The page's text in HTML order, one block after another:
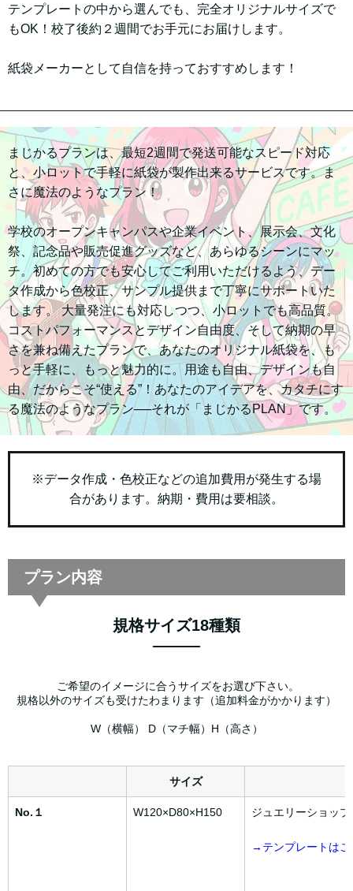
テンプレートの中から選んでも、完全オリジナルサイズで
もOK！校了後約２週間でお手元にお届けします。
紙袋メーカーとして自信を持っておすすめします！
まじかるプランは、最短2週間で発送可能なスピード対応
と、小ロットで手軽に紙袋が製作出来るサービスです。ま
さに魔法のようなプラン！
学校のオープンキャンパスや企業イベント、展示会、文化
祭、記念品や販売促進グッズなど、あらゆるシーンにマッ
チ。初めての方でも安心してご利用いただけるよう、デー
タ作成から色校正、サンプル提供まで丁寧にサポートいた
します。 大量発注にも対応しつつ、小ロットでも高品質。
コストパフォーマンスとデザイン自由度、そして納期の早
さを兼ね備えたプランで、あなたのオリジナル紙袋を、も
っと手軽に、もっと魅力的に。用途も自由、デザインも自
由、だからこそ“使える”！あなたのアイデアを、カタチにす
る魔法のようなプラン──それが「まじかるPLAN」です。
※データ作成・色校正などの追加費用が発生する場
合があります。納期・費用は要相談。
プラン内容
規格サイズ18種類
ご希望のイメージに合うサイズをお選び下さい。
規格以外のサイズも受けたわまります（追加料金がかかります）
W（横幅） D（マチ幅）H（高さ）
サイズ
No.１ W120×D80×H150 ジュエリーショッ
→テンプレートはこ